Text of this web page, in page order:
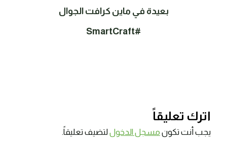
بعيدة في ماين كرافت الجوال
#SmartCraft
اترك تعليقاً
يجب أنت تكون مسجل الدخوللتضيف تعليقاً.